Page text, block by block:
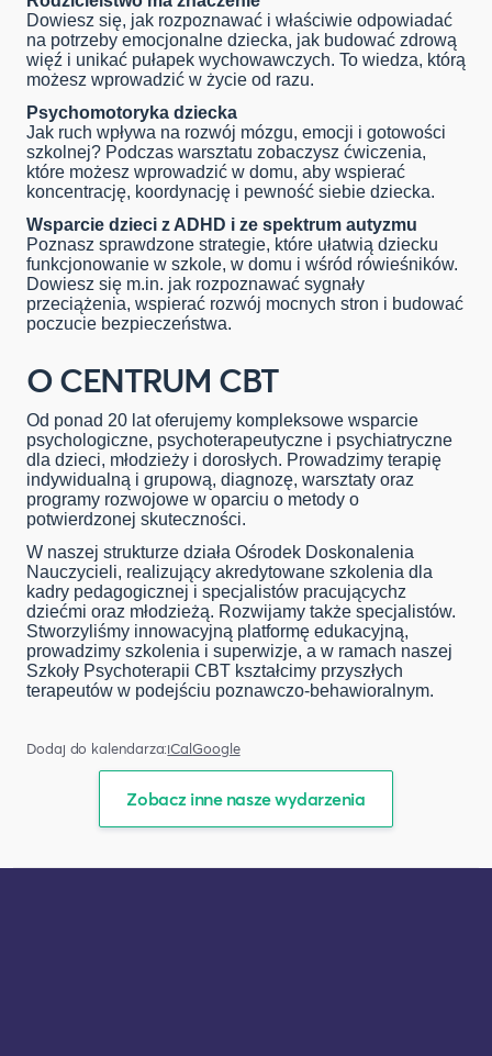
Dowiesz się, jak rozpoznawać i właściwie odpowiadać
na potrzeby emocjonalne dziecka, jak budować zdrową
więź i unikać pułapek wychowawczych. To wiedza, którą
możesz wprowadzić w życie od razu.
Psychomotoryka dziecka
Jak ruch wpływa na rozwój mózgu, emocji i gotowości
szkolnej? Podczas warsztatu zobaczysz ćwiczenia,
które możesz wprowadzić w domu, aby wspierać
koncentrację, koordynację i pewność siebie dziecka.
Wsparcie dzieci z ADHD i ze spektrum autyzmu
Poznasz sprawdzone strategie, które ułatwią dziecku
funkcjonowanie w szkole, w domu i wśród rówieśników.
Dowiesz się m.in. jak rozpoznawać sygnały
przeciążenia, wspierać rozwój mocnych stron i budować
poczucie bezpieczeństwa.
O CENTRUM CBT
Od ponad 20 lat oferujemy kompleksowe wsparcie
psychologiczne, psychoterapeutyczne i psychiatryczne
dla dzieci, młodzieży i dorosłych. Prowadzimy terapię
indywidualną i grupową, diagnozę, warsztaty oraz
programy rozwojowe w oparciu o metody o
potwierdzonej skuteczności.
W naszej strukturze działa Ośrodek Doskonalenia
Nauczycieli, realizujący akredytowane szkolenia dla
kadry pedagogicznej i specjalistów pracującychz
dziećmi oraz młodzieżą. Rozwijamy także specjalistów.
Stworzyliśmy innowacyjną platformę edukacyjną,
prowadzimy szkolenia i superwizje, a w ramach naszej
Szkoły Psychoterapii CBT kształcimy przyszłych
terapeutów w podejściu poznawczo-behawioralnym.
Dodaj do kalendarza:iCalGoogle
Zobacz inne nasze wydarzenia